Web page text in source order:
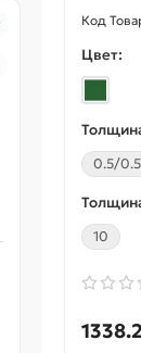
Акция -18%
Цвет:
0.5/0.5
10